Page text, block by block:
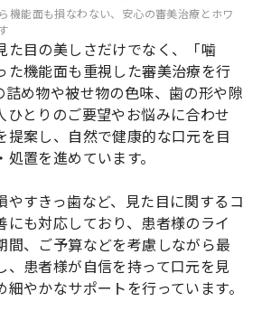
機能面も損なわない、安心の審美治療とホワ
た目の美しさだけでなく、「噛
た機能面も重視した審美治療を行
詰め物や被せ物の色味、歯の形や隙
ひとりのご要望やお悩みに合わせ
提案し、自然で健康的な口元を目
置を進めています。
やすきっ歯など、見た目に関するコ
にも対応しており、患者様のライ
間、ご予算などを考慮しながら最
、患者様が自信を持って口元を見
やかなサポートを行っています。